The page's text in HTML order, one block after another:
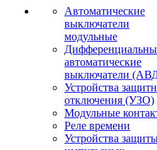
Автоматические
выключатели
модульные
автоматические
выключатели
Устройства
отключения (УЗО)
Модульные
Реле времени
Устройства